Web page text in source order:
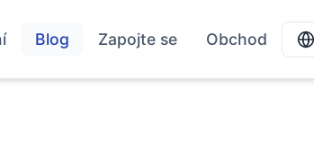
Blog Zapojte se Obchod